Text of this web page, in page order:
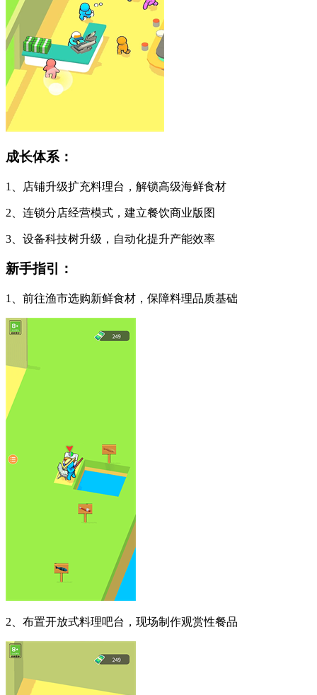
成长体系：
1、店铺升级扩充料理台，解锁高级海鲜食材
2、连锁分店经营模式，建立餐饮商业版图
3、设备科技树升级，自动化提升产能效率
新手指引：
1、前往渔市选购新鲜食材，保障料理品质基础
2、布置开放式料理吧台，现场制作观赏性餐品